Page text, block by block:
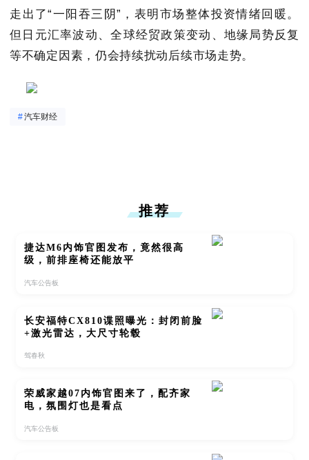
走出了“一阳吞三阴”，表明市场整体投资情绪回暖。
但日元汇率波动、全球经贸政策变动、地缘局势反复
等不确定因素，仍会持续扰动后续市场走势。
#汽车财经
推荐
捷达M6内饰官图发布，竟然很高
级，前排座椅还能放平
汽车公告板
长安福特CX810谍照曝光：封闭前脸
+激光雷达，大尺寸轮毂
驾春秋
荣威家越07内饰官图来了，配齐家
电，氛围灯也是看点
汽车公告板